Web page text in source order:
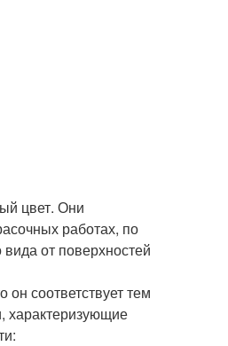
цвет. Они
работах, по
от поверхностей
соответствует тем
характеризующие